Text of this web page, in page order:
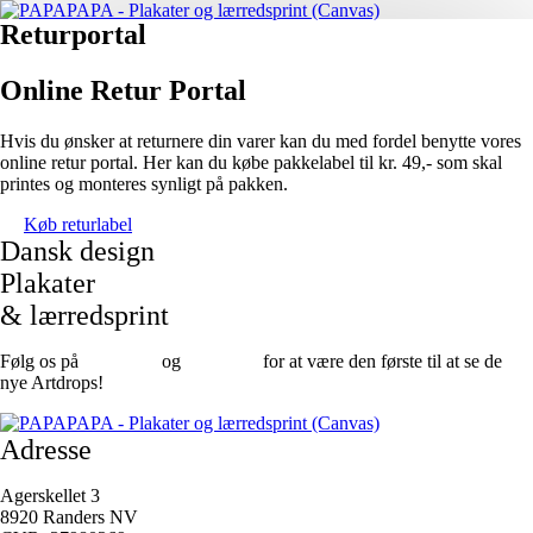
Returportal
Online Retur Portal
Hvis du ønsker at returnere din varer kan du med fordel benytte vores
online retur portal. Her kan du købe pakkelabel til kr. 49,- som skal
printes og monteres synligt på pakken.
Køb returlabel
Dansk design
Plakater
& lærredsprint
Følg os på og
for at være den første til at se de
nye Artdrops!
Adresse
Agerskellet 3
8920 Randers NV